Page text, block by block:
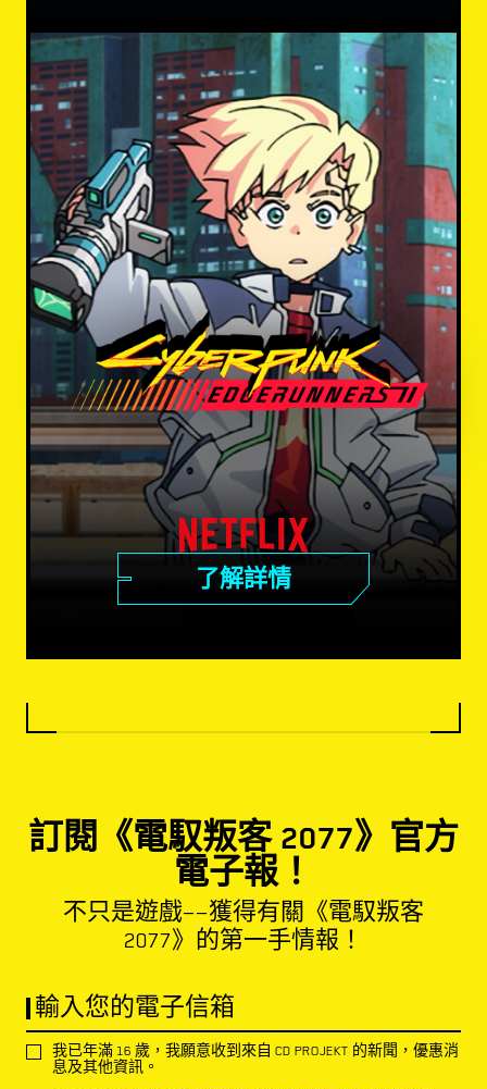
了解詳情
訂閱《電馭叛客 2077》官方
電子報！
不只是遊戲——獲得有關《電馭叛客
2077》的第一手情報！
輸入您的電子信箱
我已年滿 16 歲，我願意收到來自 CD PROJEKT 的新聞，優惠消
息及其他資訊。